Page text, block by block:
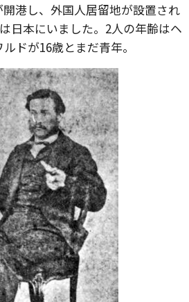
港し、外国人居留地が設置され
日本にいました。2人の年齢はヘ
ドが16歳とまだ青年。